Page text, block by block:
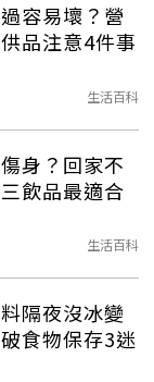
容易壞？營
品注意4件事
生活百科
身？回家不
飲品最適合
生活百科
隔夜沒冰變
食物保存3迷